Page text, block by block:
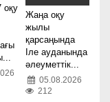
оқу
Жаңа оқу
жылы
қарсаңында
Іле ауданында
әлеуметтік...
05.08.2026
212